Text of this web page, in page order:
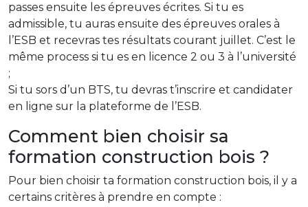
passes ensuite les épreuves écrites. Si tu es
admissible, tu auras ensuite des épreuves orales à
l’ESB et recevras tes résultats courant juillet. C’est le
même process si tu es en licence 2 ou 3 à l’université
;
Si tu sors d’un BTS, tu devras t’inscrire et candidater
en ligne sur la plateforme de l’ESB.
Comment bien choisir sa
formation construction bois ?
Pour bien choisir ta formation construction bois, il y a
certains critères à prendre en compte :